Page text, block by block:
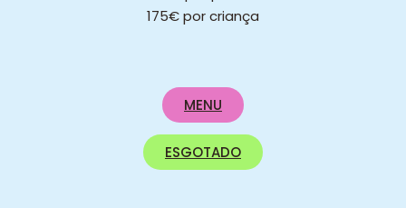
175€ por criança
MENU
ESGOTADO